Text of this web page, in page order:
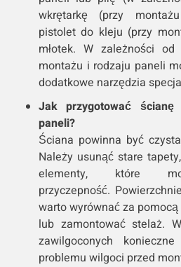
wkrętarkę (przy
pistolet do kleju (przy
młotek. W zależności
montażu i rodzaju paneli
dodatkowe narzędzia
Jak przygotować ścianę
paneli?
Ściana powinna być
Należy usunąć stare
elementy, które
przyczepność.
warto wyrównać za
lub zamontować stelaż.
zawilgoconych
problemu wilgoci przed